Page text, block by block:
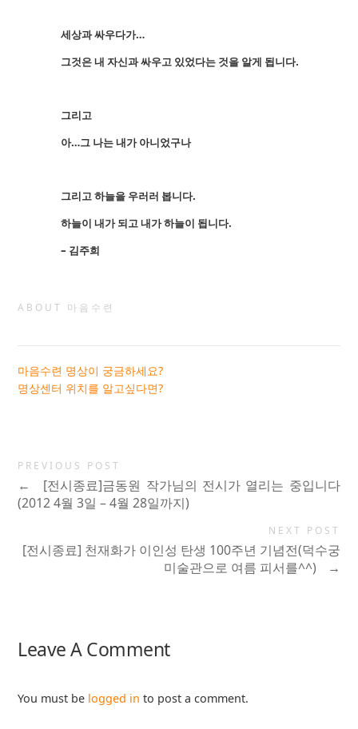
세상과 싸우다가…
그것은 내 자신과 싸우고 있었다는 것을 알게 됩니다.
그리고
아…그 나는 내가 아니었구나
그리고 하늘을 우러러 봅니다.
하늘이 내가 되고 내가 하늘이 됩니다.
– 김주희
ABOUT 마음수련
마음수련 명상이 궁금하세요?
명상센터 위치를 알고싶다면?
PREVIOUS POST
←
[전시종료]금동원 작가님의 전시가 열리는 중입니다
(2012 4월 3일 – 4월 28일까지)
NEXT POST
[전시종료] 천재화가 이인성 탄생 100주년 기념전(덕수궁
미술관으로 여름 피서를^^)
→
Leave A Comment
You must be logged in to post a comment.